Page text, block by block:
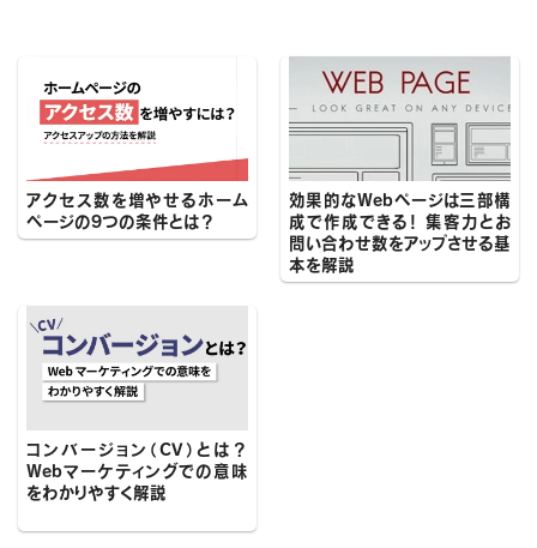
アクセス数を増やせるホーム
ページの9つの条件とは？
効果的なWebページは三部構
成で作成できる！ 集客力とお
問い合わせ数をアップさせる基
本を解説
コンバージョン（CV）とは？
Webマーケティングでの意味
をわかりやすく解説